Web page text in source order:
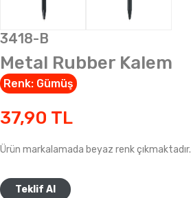
3418-B
Metal Rubber Kalem
Renk: Gümüş
37,90 TL
Ürün markalamada beyaz renk çıkmaktadır.
Teklif Al